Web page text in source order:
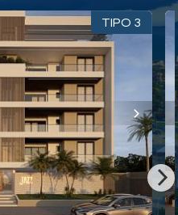
próximo do que você imagina,
sem aviso prévio.
aos vídeos detalhados
redes sociais:
julianoOlivaImoveis)
JulianoOlivaImóveis)
TIPO 3